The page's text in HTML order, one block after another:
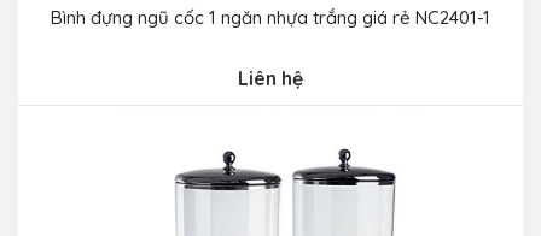
Bình đựng ngũ cốc 1 ngăn nhựa trắng giá rẻ NC2401-1
Liên hệ